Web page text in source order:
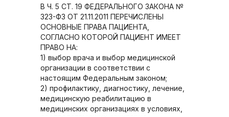
В Ч. 5 СТ. 19 ФЕДЕРАЛЬНОГО ЗАКОНА №
323-ФЗ ОТ 21.11.2011 ПЕРЕЧИСЛЕНЫ
ОСНОВНЫЕ ПРАВА ПАЦИЕНТА,
СОГЛАСНО КОТОРОЙ ПАЦИЕНТ ИМЕЕТ
ПРАВО НА:
1) выбор врача и выбор медицинской
организации в соответствии с
настоящим Федеральным законом;
2) профилактику, диагностику, лечение,
медицинскую реабилитацию в
медицинских организациях в условиях,